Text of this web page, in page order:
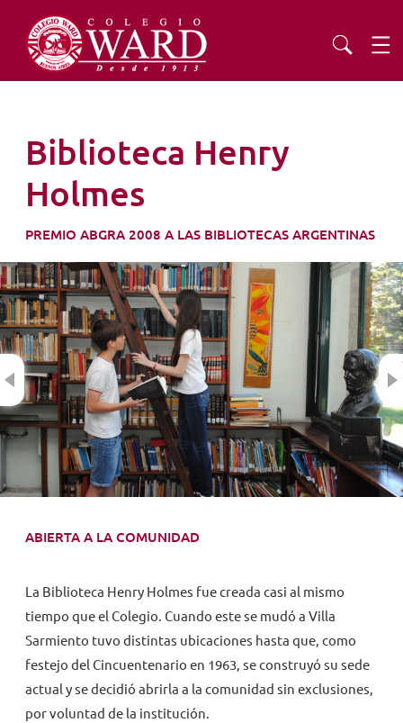
EDUCACIÓN
EXTENSIÓN
COMUNIDAD
AGENDA
NOVEDADES
TRABAJAR AQUÍ
Biblioteca Henry
Holmes
PREMIO ABGRA 2008 A LAS BIBLIOTECAS ARGENTINAS
Previous
ABIERTA A LA COMUNIDAD
La Biblioteca Henry Holmes fue creada casi al mismo
tiempo que el Colegio. Cuando este se mudó a Villa
Sarmiento tuvo distintas ubicaciones hasta que, como
festejo del Cincuentenario en 1963, se construyó su sede
actual y se decidió abrirla a la comunidad sin exclusiones,
por voluntad de la institución.